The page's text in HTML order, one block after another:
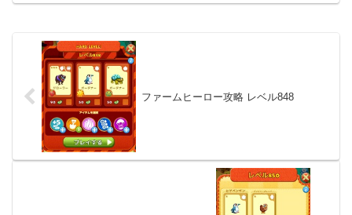
ファームヒーロー攻略 レベル848